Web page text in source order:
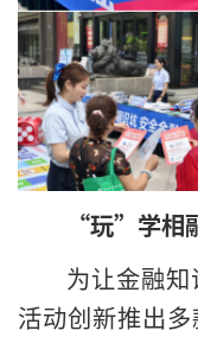
“玩”学相
为让金融
活动创新推出多